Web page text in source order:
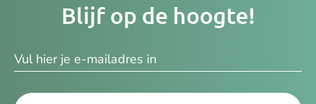
Blijf op de hoogte!